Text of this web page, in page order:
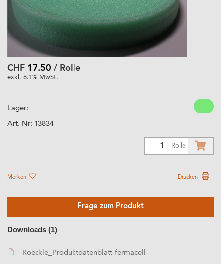
CHF 17.50 / Rolle
exkl. 8.1% MwSt.
Lager:
Art. Nr: 13834
Rolle
Merken Drucken
Frage zum Produkt
Downloads (1)
Roeckle_Produktdatenblatt-fermacell-